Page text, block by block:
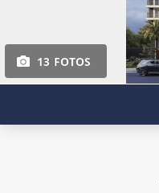
13 FOTOS